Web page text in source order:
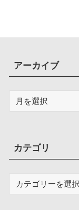
アーカイブ
ブカテゴリ